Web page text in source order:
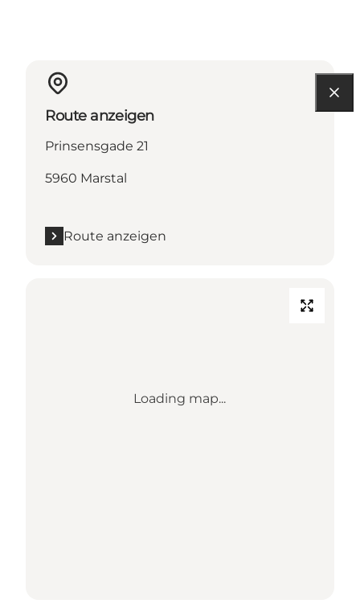
Route anzeigen
Prinsensgade 21
5960 Marstal
Route anzeigen
Loading map...